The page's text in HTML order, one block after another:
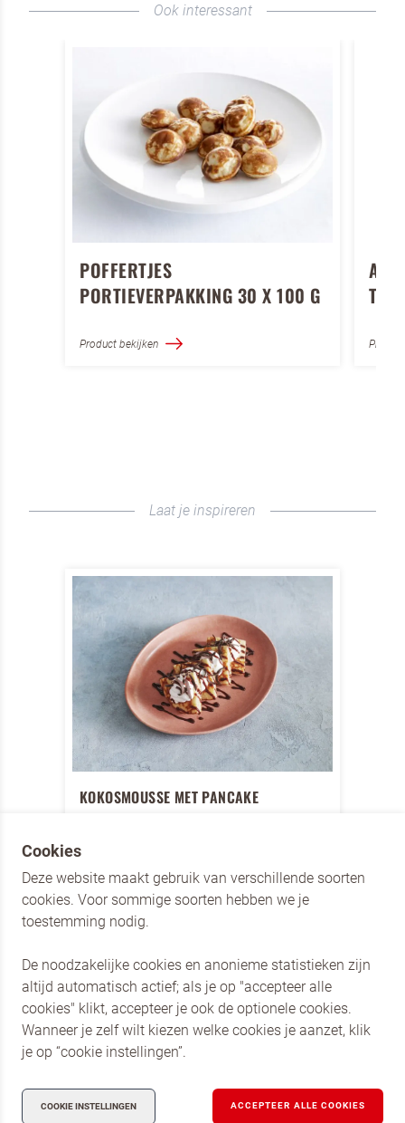
Ook interessant
POFFERTJES
PORTIEVERPAKKING 30 X 100 G
Product bekijken
Laat je inspireren
KOKOSMOUSSE MET PANCAKE
pancake en mousse.
Recept bekijken
Dr. Oetker Nederland
Dr. Oetker Professional
Compliance
Cookies
Deze website maakt gebruik van verschillende soorten
cookies. Voor sommige soorten hebben we je
toestemming nodig.
De noodzakelijke cookies en anonieme statistieken zijn
altijd automatisch actief; als je op "accepteer alle
cookies" klikt, accepteer je ook de optionele cookies.
Wanneer je zelf wilt kiezen welke cookies je aanzet, klik
je op “cookie instellingen”.
COOKIE INSTELLINGEN ACCEPTEER ALLE COOKIES